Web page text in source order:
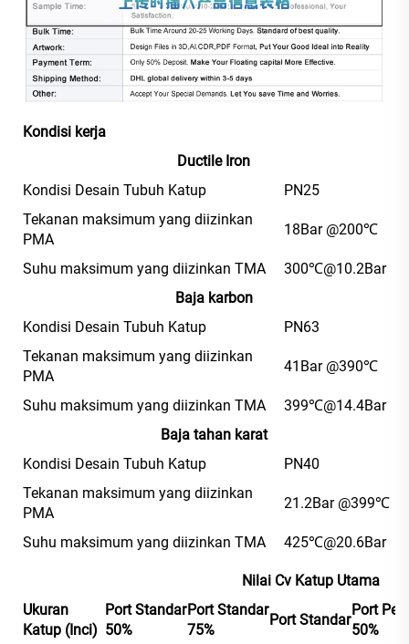
Kondisi kerja
Ductile Iron
Kondisi Desain Tubuh Katup
PN25
Tekanan maksimum yang diizinkan
PMA
18Bar @200℃
Suhu maksimum yang diizinkan TMA
300℃@10.2Bar
Baja karbon
Kondisi Desain Tubuh Katup
PN63
Tekanan maksimum yang diizinkan
PMA
41Bar @390℃
Suhu maksimum yang diizinkan TMA
399℃@14.4Bar
Baja tahan karat
Kondisi Desain Tubuh Katup
PN40
Tekanan maksimum yang diizinkan
PMA
21.2Bar @399℃
Suhu maksimum yang diizinkan TMA 425℃@20.6Bar
Nilai Cv Katup Utama
Ukuran
Katup (Inci)
Port Standar
50%
Port Standar
75%
Port Standar
Port
50%